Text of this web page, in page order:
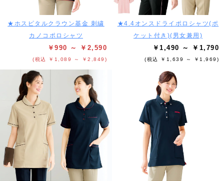
★ホスピタルクラウン基金 刺繍
カノコポロシャツ
￥990 ～ ￥2,590
(税込 ￥1,089 ～ ￥2,849)
★4.4オンスドライポロシャツ(ポ
ケット付き)(男女兼用)
￥1,490 ～ ￥1,790
(税込 ￥1,639 ～ ￥1,969)